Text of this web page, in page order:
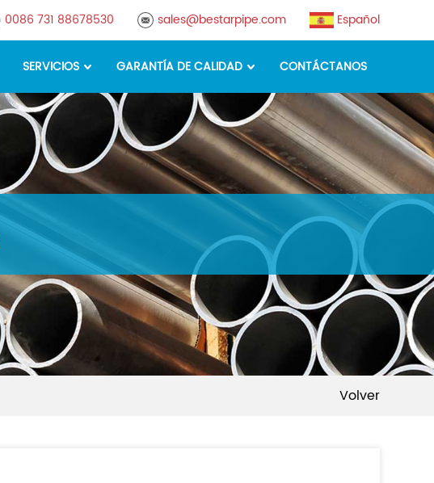
0086 731 88678530 sales@bestarpipe.com Español
SERVICIOS GARANTÍA DE CALIDAD CONTÁCTANOS
Volver